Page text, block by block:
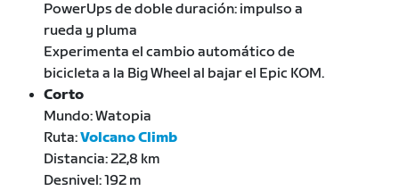
PowerUps de doble duración: impulso a
rueda y pluma
Experimenta el cambio automático de
bicicleta a la Big Wheel al bajar el Epic KOM.
Corto
Mundo: Watopia
Ruta:Volcano Climb
Distancia: 22,8 km
Desnivel: 192 m